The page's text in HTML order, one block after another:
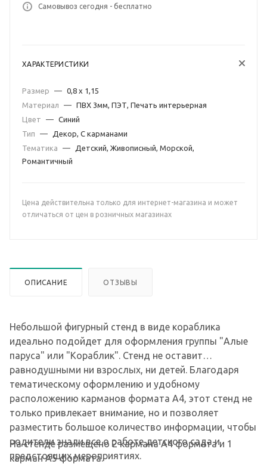
Самовывоз сегодня - бесплатно
ХАРАКТЕРИСТИКИ
Размер — 0,8 х 1,15
Материал
— ПВХ 3мм, ПЭТ, Печать интерьерная
Цвет
— Синий
Тип
—
Декор, С карманами
Тематика
—
Детский, Живописный, Морской,
Романтичный
Цена действительна только для интернет-магазина и может
отличаться от цен в розничных магазинах
ОПИСАНИЕ ОТЗЫВЫ
Небольшой фигурный стенд в виде кораблика
идеально подойдет для оформления группы "Алые
паруса" или "Кораблик". Стенд не оставит
равнодушными ни взрослых, ни детей. Благодаря
тематическому оформлению и удобному
расположению карманов формата А4, этот стенд не
только привлекает внимание, но и позволяет
разместить большое количество информации, чтобы
родители знали все о работе детского сада и
предстоящих мероприятиях.
На стенде размещено 2 кармана А4 формата и 1
карман А5 формата.